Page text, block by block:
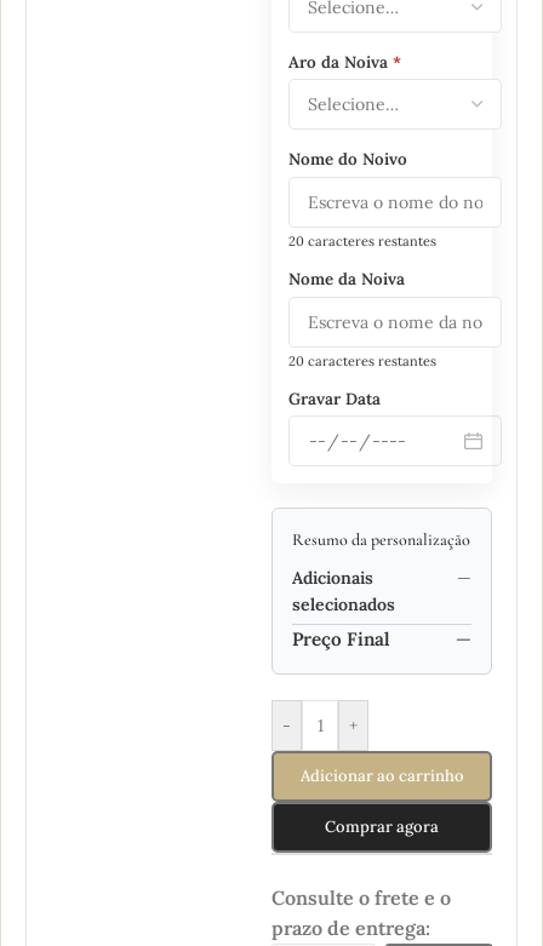
Aro da Noiva *
Nome do Noivo
20 caracteres restantes
Nome da Noiva
20 caracteres restantes
Gravar Data
Resumo da personalização
Adicionais
selecionados
—
Preço Final —
- +
Adicionar ao carrinho
Comprar agora
Consulte o frete e o
prazo de entrega: